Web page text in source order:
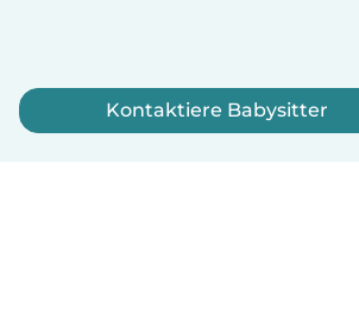
Kontaktiere Babysitter